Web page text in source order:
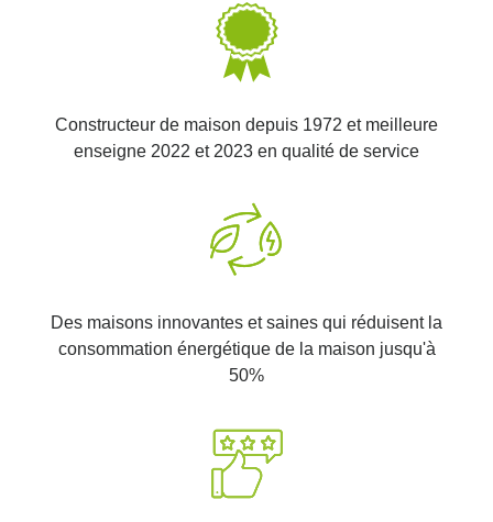
Constructeur de maison depuis 1972 et meilleure
enseigne 2022 et 2023 en qualité de service
Des maisons innovantes et saines qui réduisent la
consommation énergétique de la maison jusqu'à
50%